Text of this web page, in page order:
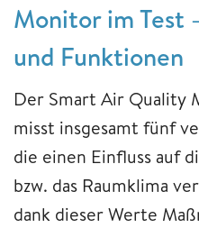
Monitor im Test
und Funktionen
Der Smart Air Quality
misst insgesamt fünf
die einen Einfluss auf
bzw. das Raumklima
dank dieser Werte